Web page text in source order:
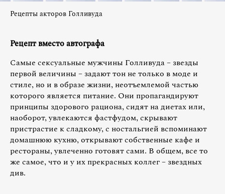
Рецепты акторов Голливуда
Рецепт вместо автографа
Самые сексуальные мужчины Голливуда – звезды
первой величины – задают тон не только в моде и
стиле, но и в образе жизни, неотъемлемой частью
которого является питание. Они пропагандируют
принципы здорового рациона, сидят на диетах или,
наоборот, увлекаются фастфудом, скрывают
пристрастие к сладкому, с ностальгией вспоминают
домашнюю кухню, открывают собственные кафе и
рестораны, увлеченно готовят сами. В общем, все то
же самое, что и у их прекрасных коллег – звездных
див.